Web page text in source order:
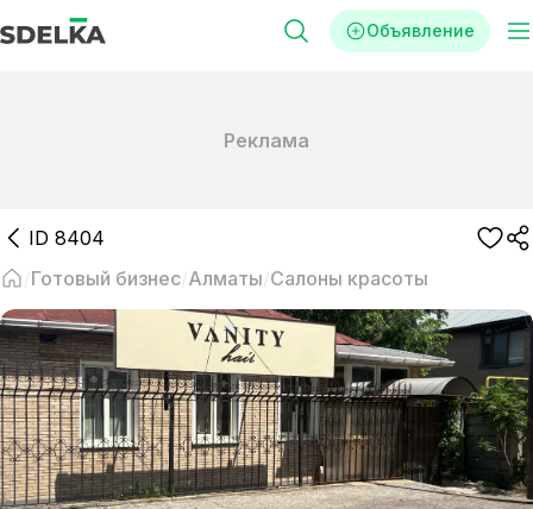
Объявление
Реклама
ID 8404
Готовый бизнес Алматы Салоны красоты